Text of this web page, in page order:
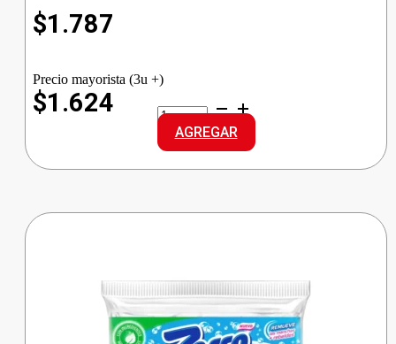
$1.787
Precio mayorista (3u +)
$1.624
WOODY
SUAVIZANTE
DOY
PACK
cantidad
AGREGAR